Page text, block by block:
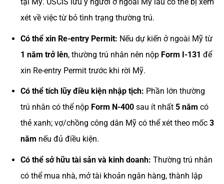
xét về việc từ bỏ tình trạng thường trú.
Có thể xin Re-entry Permit: Nếu dự kiến ở ngoài Mỹ từ
1 năm trở lên, thường trú nhân nên nộp Form I-131 để
xin Re-entry Permit trước khi rời Mỹ.
Có thể tích lũy điều kiện nhập tịch: Phần lớn thường
trú nhân có thể nộp Form N-400sau ít nhất 5 năm có
thẻ xanh; vợ/chồng công dân Mỹ có thể xét theo mốc 3
năm nếu đủ điều kiện.
Có thể sở hữu tài sản và kinh doanh: Thường trú nhân
có thể mua nhà, mở tài khoản ngân hàng, thành lập